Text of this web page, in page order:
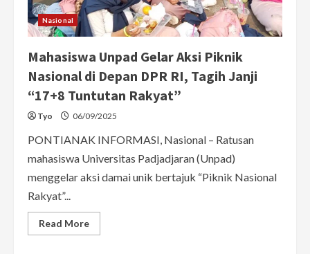
Nasional
Mahasiswa Unpad Gelar Aksi Piknik
Nasional di Depan DPR RI, Tagih Janji
“17+8 Tuntutan Rakyat”
Tyo 06/09/2025
PONTIANAK INFORMASI, Nasional – Ratusan
mahasiswa Universitas Padjadjaran (Unpad)
menggelar aksi damai unik bertajuk “Piknik Nasional
Rakyat”...
Read MoreRead
more